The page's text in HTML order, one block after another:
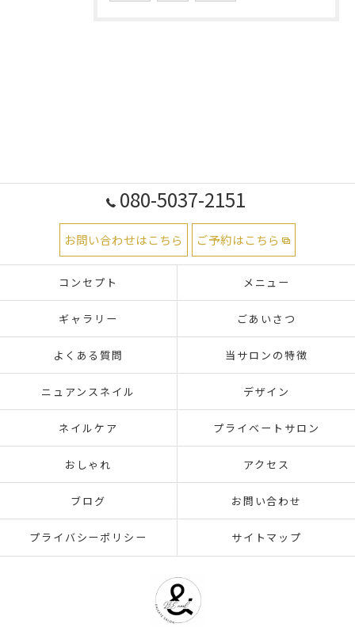
080-5037-2151
お問い合わせはこちら ご予約はこちら
コンセプト メニュー
ギャラリー ごあいさつ
よくある質問 当サロンの特徴
ニュアンスネイル デザイン
ネイルケア プライベートサロン
おしゃれ アクセス
ブログ お問い合わせ
プライバシーポリシー サイトマップ